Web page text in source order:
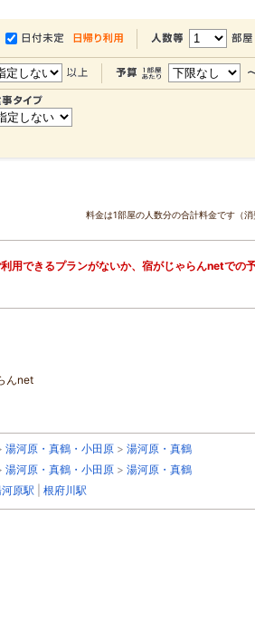
料金は1部屋の人数分の合計料金です（消
用できるプランがないか、宿がじゃらんnetでの
んnet
湯河原・真鶴・小田原 > 湯河原・真鶴
湯河原・真鶴・小田原 > 湯河原・真鶴
原駅 根府川駅